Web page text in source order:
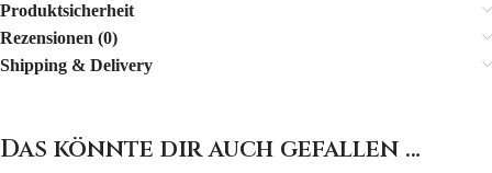
Produktsicherheit
Rezensionen (0)
Shipping & Delivery
Das könnte dir auch gefallen …